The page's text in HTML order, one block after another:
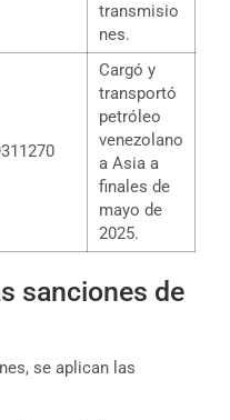
transmisio
nes.
Cargó y
transportó
petróleo
venezolano
a Asia a
finales de
mayo de
2025.
sanciones de
se aplican las